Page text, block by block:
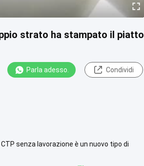
strato ha stampato il piatto
Parla adesso. Condividi
senza lavorazione è un nuovo tipo di